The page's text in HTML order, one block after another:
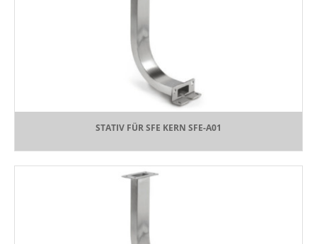
STATIV FÜR SFE KERN SFE-A01